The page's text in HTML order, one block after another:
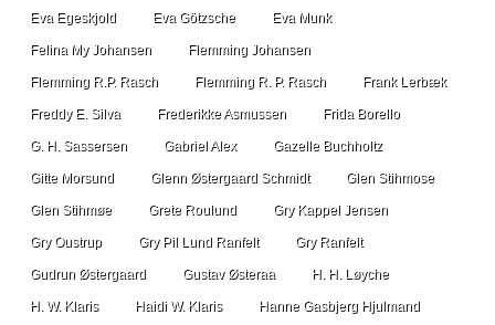
Eva Egeskjold Eva Götzsche Eva Munk
Felina My Johansen Flemming Johansen
Flemming R.P. Rasch Flemming R. P. Rasch Frank Lerbæk
Freddy E. Silva Frederikke Asmussen Frida Borello
G. H. Sassersen Gabriel Alex Gazelle Buchholtz
Gitte Morsund Glenn Østergaard Schmidt Glen Stihmose
Glen Stihmøe Grete Roulund Gry Kappel Jensen
Gry Oustrup Gry Pil Lund Ranfelt Gry Ranfelt
Gudrun Østergaard Gustav Østeraa H. H. Løyche
H. W. Klaris Haidi W. Klaris Hanne Gasbjerg Hjulmand